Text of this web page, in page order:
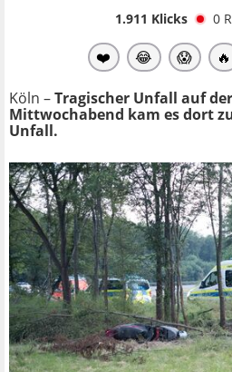
1.911 Klicks 0
❤️ 😂 😱 🔥
Köln –Tragischer Unfall auf der
Mittwochabend kam es dort
Unfall.